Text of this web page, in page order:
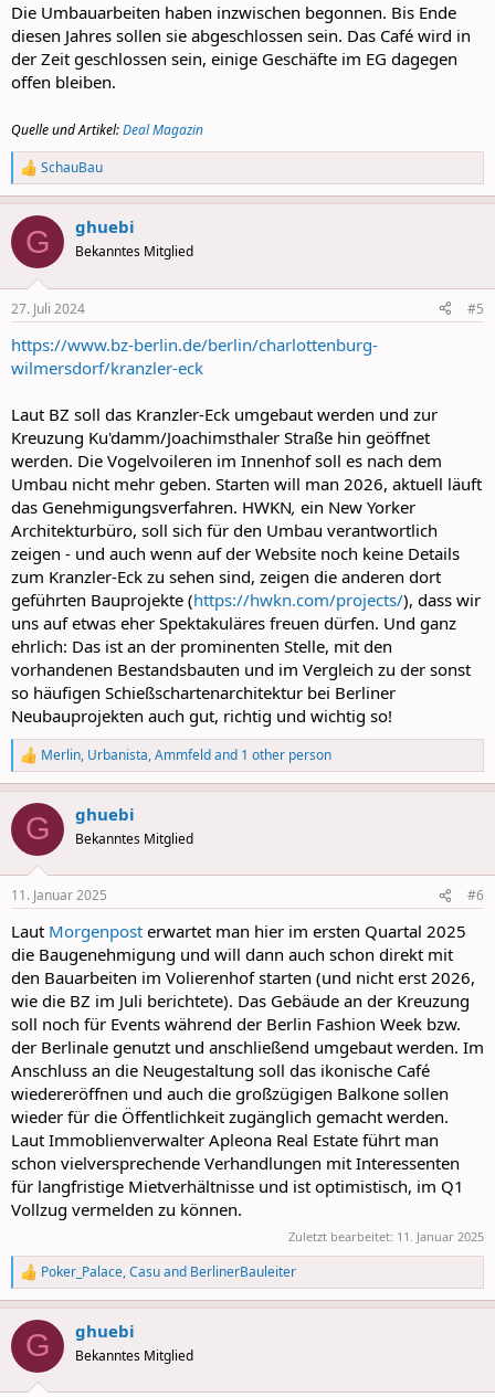
Die Umbauarbeiten haben inzwischen begonnen. Bis Ende
diesen Jahres sollen sie abgeschlossen sein. Das Café wird in
der Zeit geschlossen sein, einige Geschäfte im EG dagegen
offen bleiben.
Quelle und Artikel:Deal Magazin
R
e
a
c
i
s
SchauBau
G ghuebi
Bekanntes Mitglied
27. Juli 2024 #5
https://www.bz-berlin.de/berlin/charlottenburg-
wilmersdorf/kranzler-eck
Laut BZ soll das Kranzler-Eck umgebaut werden und zur
Kreuzung Ku'damm/Joachimsthaler Straße hin geöffnet
werden. Die Vogelvoileren im Innenhof soll es nach dem
Umbau nicht mehr geben. Starten will man 2026, aktuell läuft
das Genehmigungsverfahren. HWKN, ein New Yorker
Architekturbüro, soll sich für den Umbau verantwortlich
zeigen - und auch wenn auf der Website noch keine Details
zum Kranzler-Eck zu sehen sind, zeigen die anderen dort
geführten Bauprojekte (https://hwkn.com/projects/), dass wir
uns auf etwas eher Spektakuläres freuen dürfen. Und ganz
ehrlich: Das ist an der prominenten Stelle, mit den
vorhandenen Bestandsbauten und im Vergleich zu der sonst
so häufigen Schießschartenarchitektur bei Berliner
Neubauprojekten auch gut, richtig und wichtig so!
R
e
a
c
i
s
Merlin, Urbanista,Ammfeldand 1 other person
G ghuebi
Bekanntes Mitglied
11. Januar 2025 #6
Laut Morgenpost erwartet man hier im ersten Quartal 2025
die Baugenehmigung und will dann auch schon direkt mit
den Bauarbeiten im Volierenhof starten (und nicht erst 2026,
wie die BZ im Juli berichtete). Das Gebäude an der Kreuzung
soll noch für Events während der Berlin Fashion Week bzw.
der Berlinale genutzt und anschließend umgebaut werden. Im
Anschluss an die Neugestaltung soll das ikonische Café
wiedereröffnen und auch die großzügigen Balkone sollen
wieder für die Öffentlichkeit zugänglich gemacht werden.
Laut Immoblienverwalter Apleona Real Estate führt man
schon vielversprechende Verhandlungen mit Interessenten
für langfristige Mietverhältnisse und ist optimistisch, im Q1
Vollzug vermelden zu können.
Zuletzt bearbeitet: 11. Januar 2025
R
e
a
c
i
Poker_Palace,Casuand BerlinerBauleiter
G ghuebi
Bekanntes Mitglied